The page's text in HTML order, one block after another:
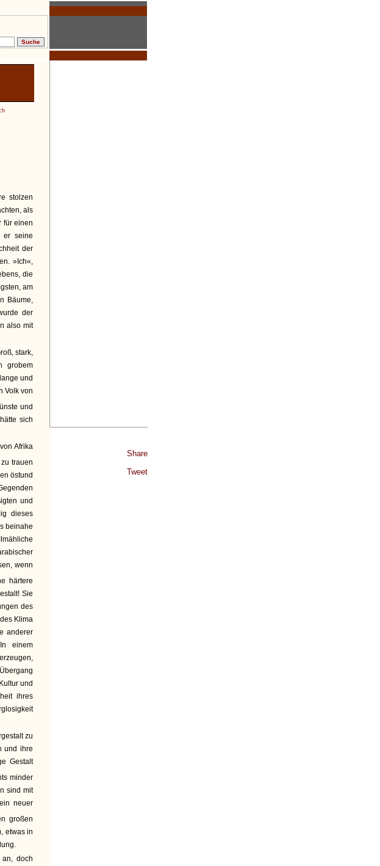
Share
Tweet
stolzen
als
für einen
er seine
der
»Ich«,
die
am
Bäume,
der
also mit
stark,
grobem
und
Volk von
und
sich
Afrika
zu trauen
östund
und
dieses
beinahe
wenn
härtere
Sie
des
Klima
anderer
einem
und
ihres
zu
und ihre
Gestalt
minder
sind mit
neuer
großen
etwas in
an, doch